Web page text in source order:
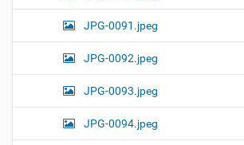
JPG-0091.jpeg
JPG-0092.jpeg
JPG-0093.jpeg
JPG-0094.jpeg